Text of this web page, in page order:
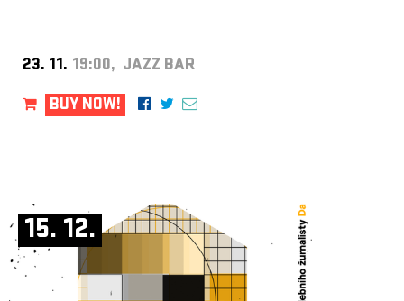
23. 11. 19:00, JAZZ BAR
BUY NOW!
15. 12.